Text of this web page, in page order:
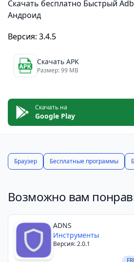
Adblock Browser блокирует
загрузки, тем самым помогая
трафик данных и увеличить
от вредоносных программ и
С помощью нескольких простых
позволяя компаниям
в сети.
Скачать бесплатно Быстрый
Андроид
Версия: 3.4.5
Скачать APK
Размер: 99 MB
Скачать на
Google Play
Браузер Бесплатные программы
Возможно вам
ADNS
Инструменты
Версия: 2.0.1